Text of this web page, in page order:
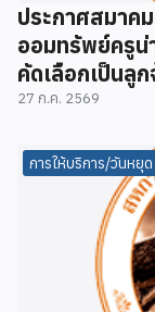
ประกาศสมาค
ออมทรัพย์ครูน่
คัดเลือกเป็นลู
27 ก.ค. 2569
การให้บริการ/วันหยุด